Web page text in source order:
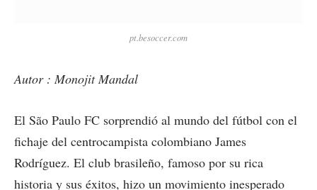
pt.besoccer.com
Autor : Monojit Mandal
El São Paulo FC sorprendió al mundo del fútbol con el
fichaje del centrocampista colombiano James
Rodríguez. El club brasileño, famoso por su rica
historia y sus éxitos, hizo un movimiento inesperado